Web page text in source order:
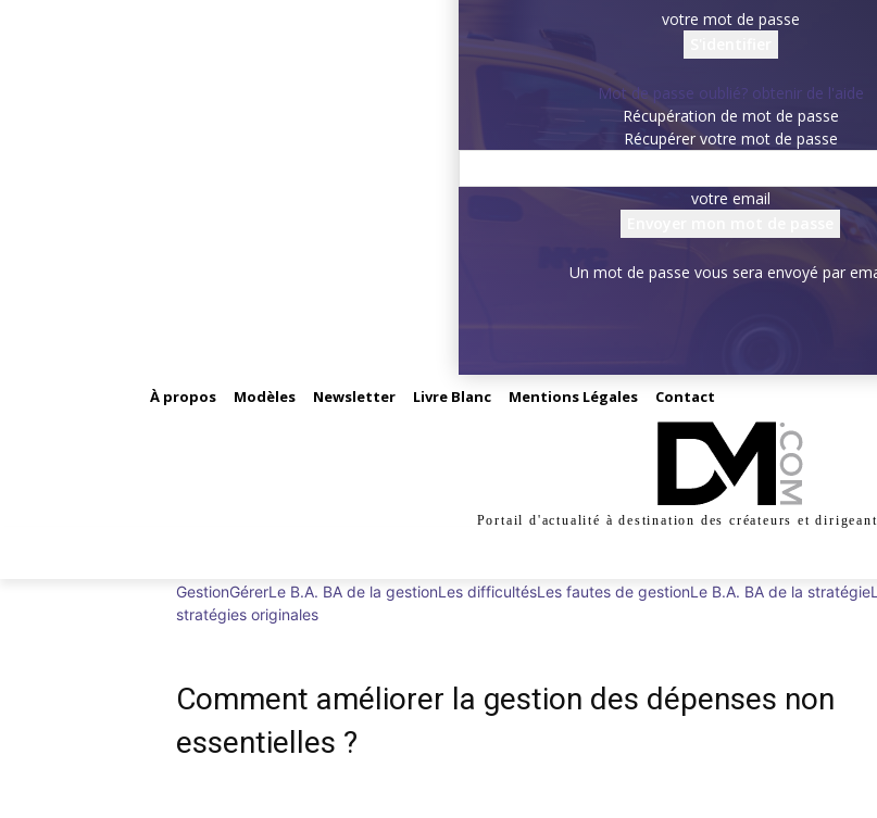
votre mot de passe
Mot de passe oublié? obtenir de l'aide
Récupération de mot de passe
Récupérer votre mot de passe
votre email
Un mot de passe vous sera envoyé par
À propos Modèles Newsletter Livre Blanc Mentions Légales Contact
Portail d'actualité à destination des créateurs et
GestionGérerLe B.A. BA de la gestionLes difficultésLes fautes de gestionLe B.A. BA de la stratégie
stratégies originales
Comment améliorer la gestion des dépenses non
essentielles ?